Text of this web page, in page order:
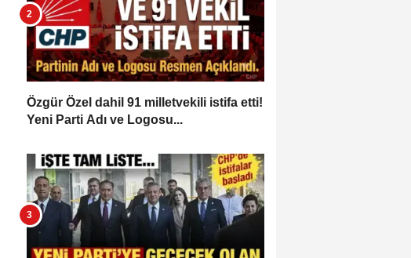
Özgür Özel dahil 91 milletvekili istifa etti!
Yeni Parti Adı ve Logosu...